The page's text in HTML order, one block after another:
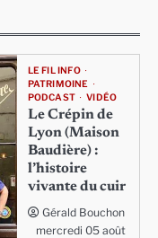
LE FIL INFO
PATRIMOINE
PODCAST
VIDÉO
Le Crépin de
Lyon (Maison
Baudière) :
l’histoire
vivante du cuir
Gérald Bouchon
mercredi 05 août